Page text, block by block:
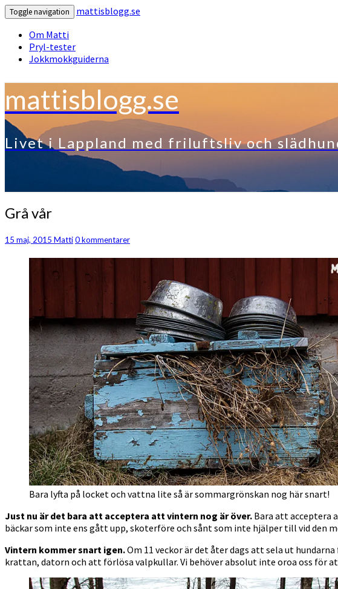
Toggle navigation
mattisblogg.se
Om Matti
Pryl-tester
Jokkmokkguiderna
mattisblogg.se
Livet i Lappland med friluftsliv och
Grå
vår
Grå vår
15 maj, 2015 MattiKommentarer
0 kommentarer
Bara lyfta på locket och vattna lite så är sommargrönskan nog här snart!
Just nu är det bara att acceptera att vintern nog är över. Bara att acceptera
bäckar som inte ens gått upp, skoterföre och sånt som inte hjälper till vid den
Vintern kommer snart igen.Om 11 veckor är det åter dags att sela ut
krattan, datorn och att förlösa valpkullar. Vi behöver absolut inte oroa oss för